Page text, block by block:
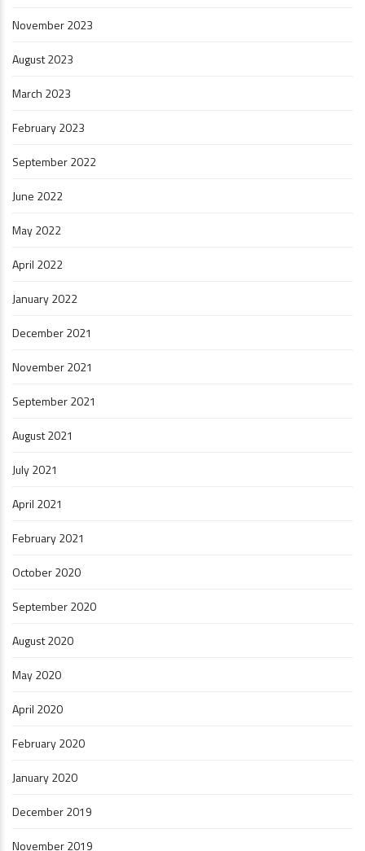
November 2023
August 2023
March 2023
February 2023
September 2022
June 2022
May 2022
April 2022
January 2022
December 2021
November 2021
September 2021
August 2021
July 2021
April 2021
February 2021
October 2020
September 2020
August 2020
May 2020
April 2020
February 2020
January 2020
December 2019
November 2019